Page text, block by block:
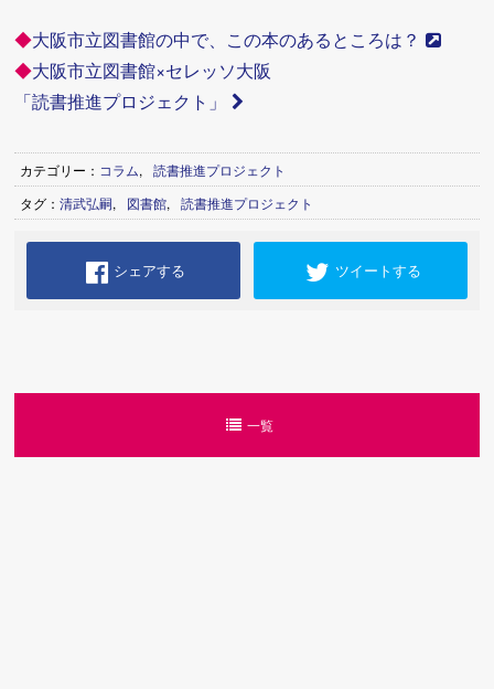
◆大阪市立図書館の中で、この本のあるところは？
◆大阪市立図書館×セレッソ大阪
「読書推進プロジェクト」
カテゴリー： コラム,
読書推進プロジェクト
タグ：清武弘嗣, 図書館, 読書推進プロジェクト
シェアする ツイートする
一覧